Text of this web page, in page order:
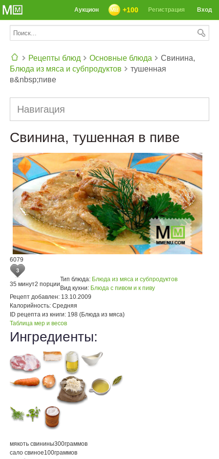
Вход
Регистрация
+100
Аукцион
Рецепты блюд
Основные блюда
Блюда из мяса и субпродуктов
Свинина,
тушенная
в&nbsp;пиве
Навигация
Свинина, тушенная в пиве
6079
3
35 минут2 порции
Тип блюда: Блюда из мяса и субпродуктов
Вид кухни: Блюда с пивом и к пиву
Рецепт добавлен: 13.10.2009
Калорийность: Средняя
ID рецепта из книги: 198 (Блюда из мяса)
Таблица мер и весов
Ингредиенты:
мякоть свинины300граммов
сало свиное100граммов